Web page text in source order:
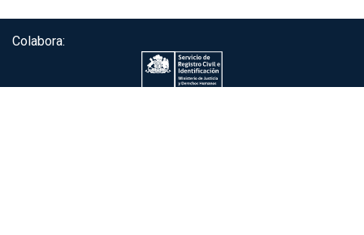
Colabora: